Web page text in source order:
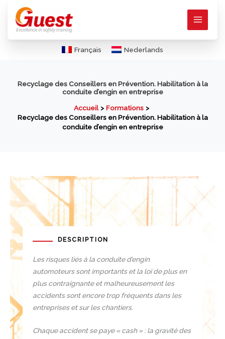
contenu
Français Nederlands
Recyclage des Conseillers en Prévention. Habilitation à la
conduite d’engin en entreprise
Accueil
Formations
Recyclage des Conseillers en Prévention. Habilitation à la
conduite d’engin en entreprise
DESCRIPTION
Les risques liés à la conduite d’engin
automoteurs sont importants et la loi de plus en
plus contraignante et malheureusement les
accidents sont encore trop fréquents dans les
entreprises et sur les chantiers.
Chaque accident se paye « cash » : la gravité des